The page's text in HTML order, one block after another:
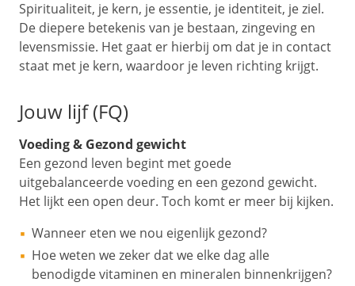
Spiritualiteit, je kern, je essentie, je identiteit, je ziel.
De diepere betekenis van je bestaan, zingeving en
levensmissie. Het gaat er hierbij om dat je in contact
staat met je kern, waardoor je leven richting krijgt.
Jouw lijf (FQ)
Voeding & Gezond gewicht
Een gezond leven begint met goede
uitgebalanceerde voeding en een gezond gewicht.
Het lijkt een open deur. Toch komt er meer bij kijken.
Wanneer eten we nou eigenlijk gezond?
Hoe weten we zeker dat we elke dag alle
benodigde vitaminen en mineralen binnenkrijgen?